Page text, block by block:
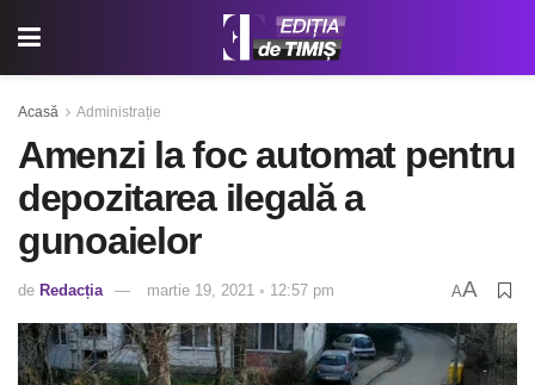
Acasă Administrație
Amenzi la foc automat pentru
depozitarea ilegală a
gunoaielor
de Redacția martie 19, 2021 ◦ 12:57 pm AA